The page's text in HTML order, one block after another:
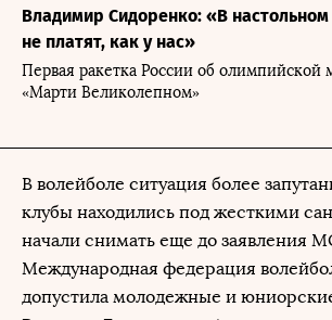
Владимир Сидоренко: «В настольном
не платят, как у нас»
Первая ракетка России об олимпийской
«Марти Великолепном»
В волейболе ситуация более
клубы находились под жесткими
начали снимать еще до заявления
Международная федерация
допустила молодежные и